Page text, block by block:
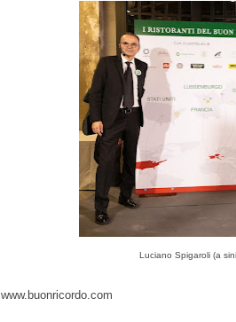
Luciano Spigaroli (a
www.buonricordo.com